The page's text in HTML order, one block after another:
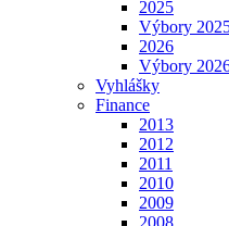
2025
Výbory
2026
Výbory
Vyhlášky
Finance
2013
2012
2011
2010
2009
2008